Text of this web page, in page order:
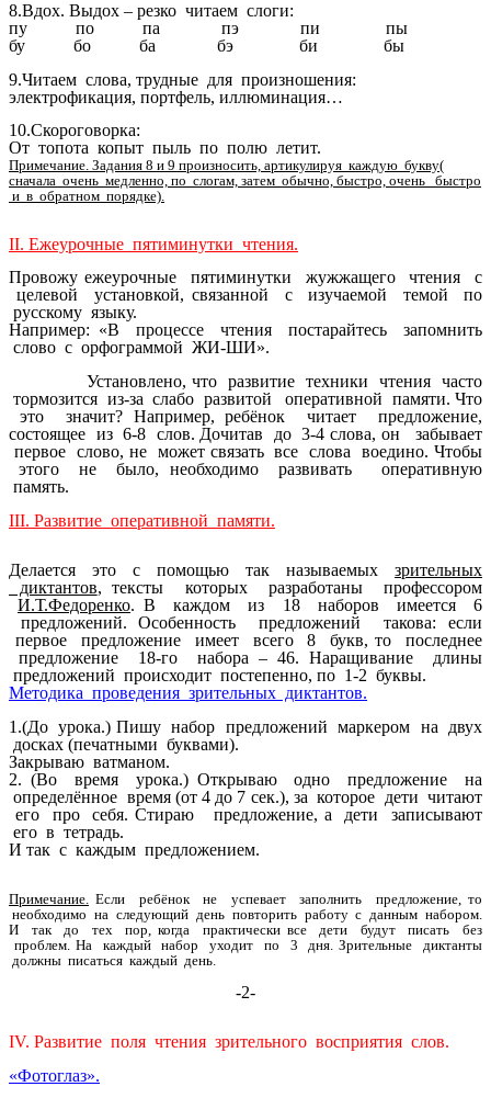
8.Вдох. Выдох – резко читаем слоги:
пу по па пэ пи пы
бу бо ба бэ би бы
9.Читаем слова, трудные для произношения:
электрофикация, портфель, иллюминация…
10.Скороговорка:
От топота копыт пыль по полю летит.
Примечание. Задания 8 и 9 произносить, артикулируя каждую букву(
сначала очень медленно, по слогам, затем обычно, быстро, очень быстро
и в обратном порядке).
ІІ. Ежеурочные пятиминутки чтения.
Провожу ежеурочные пятиминутки жужжащего чтения с
целевой установкой, связанной с изучаемой темой по
русскому языку.
Например: «В процессе чтения постарайтесь запомнить
слово с орфограммой ЖИ-ШИ».
Установлено, что развитие техники чтения часто
тормозится из-за слабо развитой оперативной памяти. Что
это значит? Например, ребёнок читает предложение,
состоящее из 6-8 слов. Дочитав до 3-4 слова, он забывает
первое слово, не может связать все слова воедино. Чтобы
этого не было, необходимо развивать оперативную
память.
ІІІ. Развитие оперативной памяти.
Делается это с помощью так называемых зрительных
диктантов, тексты которых разработаны профессором
И.Т.Федоренко. В каждом из 18 наборов имеется 6
предложений. Особенность предложений такова: если
первое предложение имеет всего 8 букв, то последнее
предложение 18-го набора – 46. Наращивание длины
предложений происходит постепенно, по 1-2 буквы.
Методика проведения зрительных диктантов.
1.(До урока.) Пишу набор предложений маркером на двух
досках (печатными буквами).
Закрываю ватманом.
2. (Во время урока.) Открываю одно предложение на
определённое время (от 4 до 7 сек.), за которое дети читают
его про себя. Стираю предложение, а дети записывают
его в тетрадь.
И так с каждым предложением.
Примечание. Если ребёнок не успевает заполнить предложение, то
необходимо на следующий день повторить работу с данным набором.
И так до тех пор, когда практически все дети будут писать без
проблем. На каждый набор уходит по 3 дня. Зрительные диктанты
должны писаться каждый день.
-2-
ІV. Развитие поля чтения зрительного восприятия слов.
«Фотоглаз».